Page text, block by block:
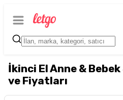
İkinci El Anne &
ve Fiyatları